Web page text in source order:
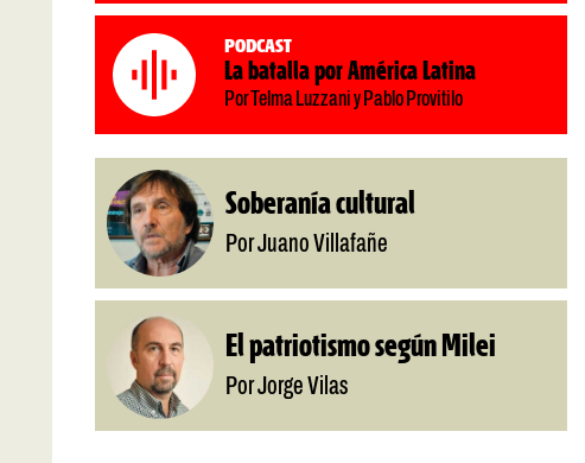
Podcast
La batalla por América Latina
Por Telma Luzzani y Pablo Provitilo
Soberanía cultural
Por Juano Villafañe
El patriotismo según Milei
Por Jorge Vilas